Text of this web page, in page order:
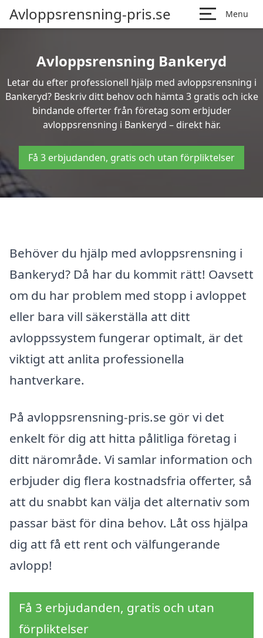
Avloppsrensning-pris.se Menu
Avloppsrensning Bankeryd
Letar du efter professionell hjälp med avloppsrensning i
Bankeryd? Beskriv ditt behov och hämta 3 gratis och icke
bindande offerter från företag som erbjuder
avloppsrensning i Bankeryd – direkt här.
Få 3 erbjudanden, gratis och utan förpliktelser
Behöver du hjälp med avloppsrensning i
Bankeryd? Då har du kommit rätt! Oavsett
om du har problem med stopp i avloppet
eller bara vill säkerställa att ditt
avloppssystem fungerar optimalt, är det
viktigt att anlita professionella
hantverkare.
På avloppsrensning-pris.se gör vi det
enkelt för dig att hitta pålitliga företag i
ditt närområde. Vi samlar information och
erbjuder dig flera kostnadsfria offerter, så
att du snabbt kan välja det alternativ som
passar bäst för dina behov. Låt oss hjälpa
dig att få ett rent och välfungerande
avlopp!
Få 3 erbjudanden, gratis och utan
förpliktelser